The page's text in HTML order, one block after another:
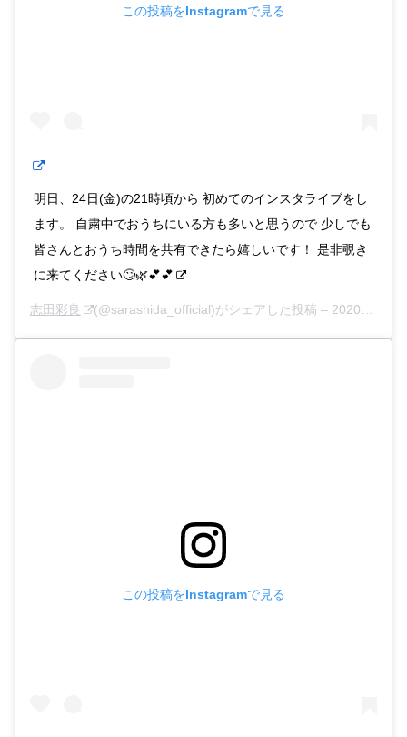
この投稿をInstagramで見る
明日、24日(金)の21時頃から 初めてのインスタライブをし
ます。 自粛中でおうちにいる方も多いと思うので 少しでも
皆さんとおうち時間を共有できたら嬉しいです！ 是非覗き
に来てください🙄🌿💕💕
志田彩良 (@sarashida_official)がシェアした投稿 – 2020年 4月月23日午前1時39分PDT
この投稿をInstagramで見る